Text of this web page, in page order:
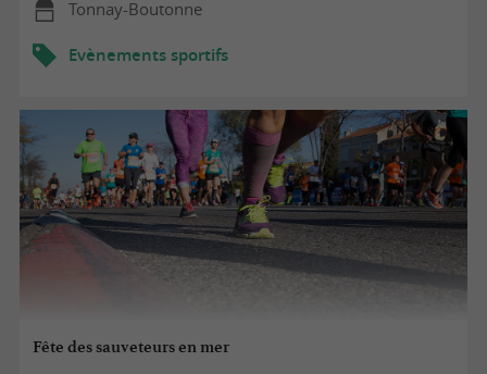
Tonnay-Boutonne
Evènements sportifs
Fête des sauveteurs en mer